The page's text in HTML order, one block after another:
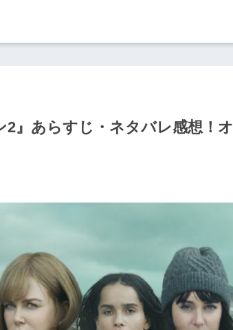
2』あらすじ・ネタバレ感想！オ